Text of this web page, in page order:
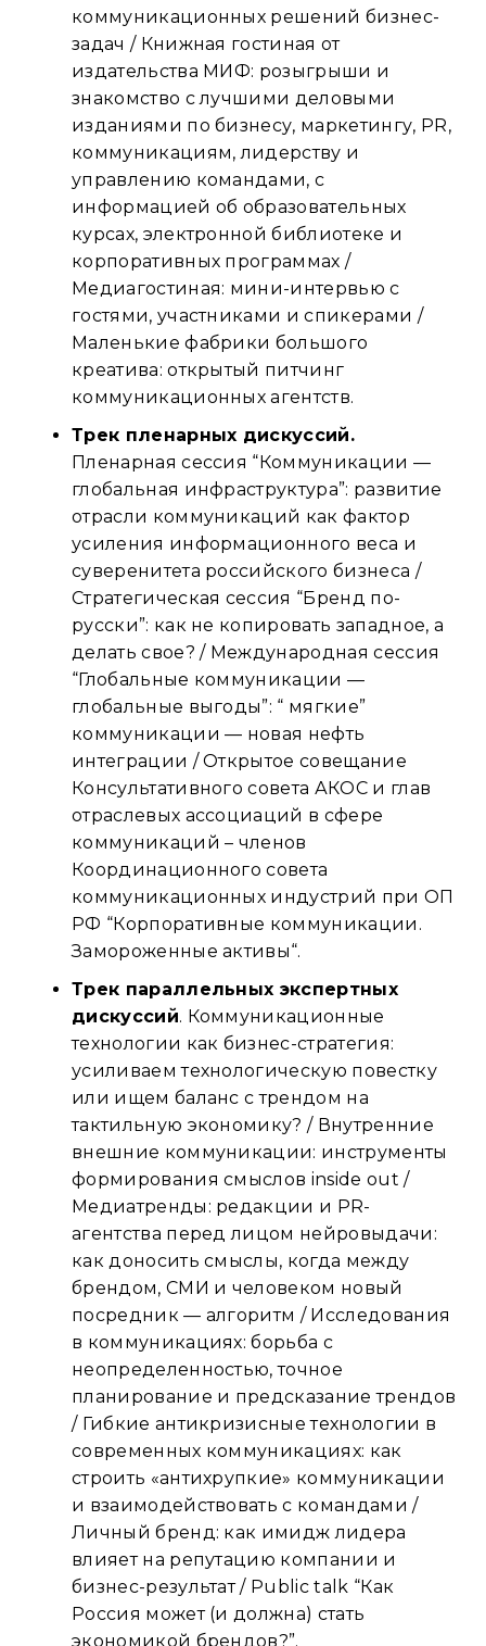
коммуникационных решений бизнес-
задач / Книжная гостиная от
издательства МИФ: розыгрыши и
знакомство с лучшими деловыми
изданиями по бизнесу, маркетингу, PR,
коммуникациям, лидерству и
управлению командами, с
информацией об образовательных
курсах, электронной библиотеке и
корпоративных программах /
Медиагостиная: мини-интервью с
гостями, участниками и спикерами /
Маленькие фабрики большого
креатива: открытый питчинг
коммуникационных агентств.
Трек пленарных дискуссий.
Пленарная сессия “Коммуникации —
глобальная инфраструктура”: развитие
отрасли коммуникаций как фактор
усиления информационного веса и
суверенитета российского бизнеса /
Стратегическая сессия “Бренд по-
русски”: как не копировать западное, а
делать свое? / Международная сессия
“Глобальные коммуникации —
глобальные выгоды”: “ мягкие”
коммуникации — новая нефть
интеграции / Открытое совещание
Консультативного совета АКОС и глав
отраслевых ассоциаций в сфере
коммуникаций – членов
Координационного совета
коммуникационных индустрий при ОП
РФ “Корпоративные коммуникации.
Замороженные активы“.
Трек параллельных экспертных
дискуссий. Коммуникационные
технологии как бизнес-стратегия:
усиливаем технологическую повестку
или ищем баланс с трендом на
тактильную экономику? / Внутренние
внешние коммуникации: инструменты
формирования смыслов inside out /
Медиатренды: редакции и PR-
агентства перед лицом нейровыдачи:
как доносить смыслы, когда между
брендом, СМИ и человеком новый
посредник — алгоритм / Исследования
в коммуникациях: борьба с
неопределенностью, точное
планирование и предсказание трендов
/ Гибкие антикризисные технологии в
современных коммуникациях: как
строить «антихрупкие» коммуникации
и взаимодействовать с командами /
Личный бренд: как имидж лидера
влияет на репутацию компании и
бизнес-результат / Public talk “Как
Россия может (и должна) стать
экономикой брендов?”.